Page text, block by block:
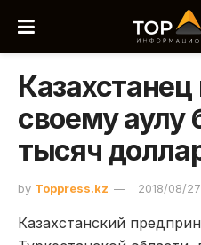
своему аулу
тысяч
by Toppress.kz 2018/08/
Казахстанский